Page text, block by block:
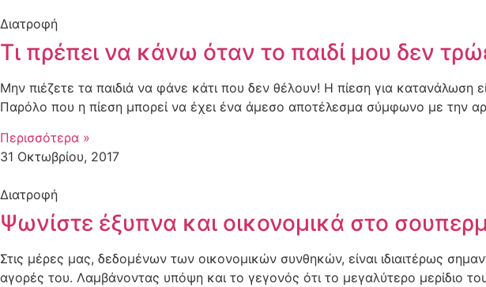
Διατροφή
Τι πρέπει να κάνω όταν το παιδί μου δεν
Μην πιέζετε τα παιδιά να φάνε κάτι που δεν θέλουν! Η πίεση για κατανάλωση
Παρόλο που η πίεση μπορεί να έχει ένα άμεσο αποτέλεσμα σύμφωνο με την
Περισσότερα »
31 Οκτωβρίου, 2017
Διατροφή
Ψωνίστε έξυπνα και οικονομικά στο
Στις μέρες μας, δεδομένων των οικονομικών συνθηκών, είναι ιδιαιτέρως
αγορές του. Λαμβάνοντας υπόψη και το γεγονός ότι το μεγαλύτερο μερίδιο